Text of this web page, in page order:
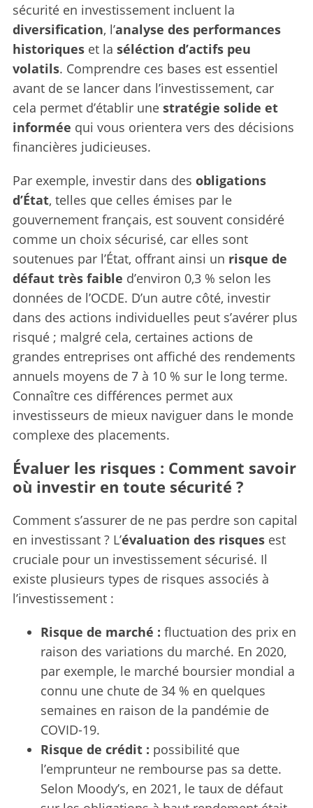
sécurité en investissement incluent la
diversification, l’analyse des performances
historiqueset la séléction d’actifs peu
volatils. Comprendre ces bases est essentiel
avant de se lancer dans l’investissement, car
cela permet d’établir une stratégie solide et
informée qui vous orientera vers des décisions
financières judicieuses.
Par exemple, investir dans des obligations
d’État, telles que celles émises par le
gouvernement français, est souvent considéré
comme un choix sécurisé, car elles sont
soutenues par l’État, offrant ainsi un risque de
défaut très faible d’environ 0,3 % selon les
données de l’OCDE. D’un autre côté, investir
dans des actions individuelles peut s’avérer plus
risqué ; malgré cela, certaines actions de
grandes entreprises ont affiché des rendements
annuels moyens de 7 à 10 % sur le long terme.
Connaître ces différences permet aux
investisseurs de mieux naviguer dans le monde
complexe des placements.
Évaluer les risques : Comment savoir
où investir en toute sécurité ?
Comment s’assurer de ne pas perdre son capital
en investissant ? L’évaluation des risquesest
cruciale pour un investissement sécurisé. Il
existe plusieurs types de risques associés à
l’investissement :
Risque de marché : fluctuation des prix en
raison des variations du marché. En 2020,
par exemple, le marché boursier mondial a
connu une chute de 34 % en quelques
semaines en raison de la pandémie de
COVID-19.
Risque de crédit : possibilité que
l’emprunteur ne rembourse pas sa dette.
Selon Moody’s, en 2021, le taux de défaut